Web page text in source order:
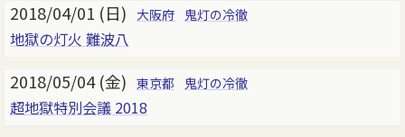
2018/04/01 (日) 大阪府 鬼灯の冷徹
地獄の灯火 難波八
2018/05/04 (金) 東京都 鬼灯の冷徹
超地獄特別会議 2018